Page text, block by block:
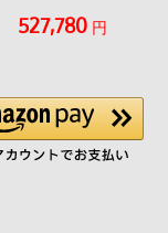
のRGBストリッ
円